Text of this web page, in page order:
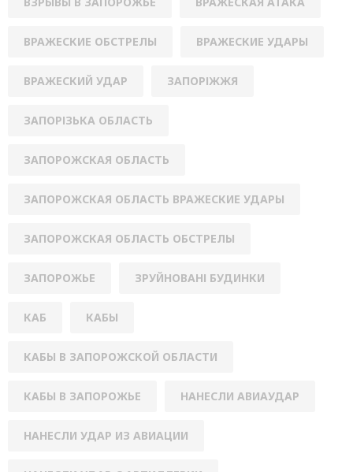
ВРАЖЕСКИЕ ОБСТРЕЛЫ ВРАЖЕСКИЕ УДАРЫ
ВРАЖЕСКИЙ УДАР ЗАПОРІЖЖЯ
ЗАПОРІЗЬКА ОБЛАСТЬ
ЗАПОРОЖСКАЯ ОБЛАСТЬ
ЗАПОРОЖСКАЯ ОБЛАСТЬ ВРАЖЕСКИЕ УДАРЫ
ЗАПОРОЖСКАЯ ОБЛАСТЬ ОБСТРЕЛЫ
ЗАПОРОЖЬЕ ЗРУЙНОВАНІ БУДИНКИ
КАБ КАБЫ
КАБЫ В ЗАПОРОЖСКОЙ ОБЛАСТИ
КАБЫ В ЗАПОРОЖЬЕ НАНЕСЛИ АВИАУДАР
НАНЕСЛИ УДАР ИЗ АВИАЦИИ